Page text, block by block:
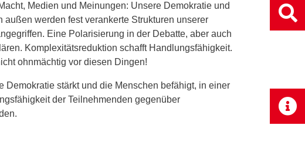
Medien und Meinungen: Unsere Demokratie und
werden fest verankerte Strukturen unserer
Eine Polarisierung in der Debatte, aber auch
Komplexitätsreduktion schafft Handlungsfähigkeit.
ohnmächtig vor diesen Dingen!
stärkt und die Menschen befähigt, in einer
der Teilnehmenden gegenüber